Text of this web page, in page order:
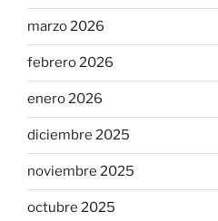
marzo 2026
febrero 2026
enero 2026
diciembre 2025
noviembre 2025
octubre 2025